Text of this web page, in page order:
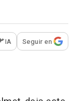
para
IA Seguir en